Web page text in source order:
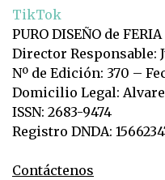
TikTok
PURO DISEÑO de FERIA
Director Responsable:
Nº de Edición: 370 –
Domicilio Legal:
ISSN: 2683-9474
Registro DNDA:
Contáctenos